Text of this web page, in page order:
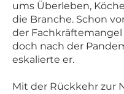
ums Überleben,
die Branche. Schon
der Fachkräftemangel
doch nach der
eskalierte er.
Mit der Rückkehr zur